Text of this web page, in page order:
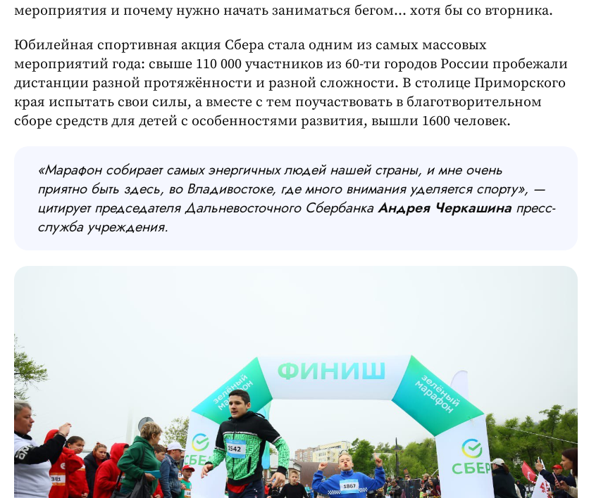
мероприятия и почему нужно начать заниматься бегом… хотя бы со вторника.
Юбилейная спортивная акция Сбера стала одним из самых массовых
мероприятий года: свыше 110 000 участников из 60-ти городов России пробежали
дистанции разной протяжённости и разной сложности. В столице Приморского
края испытать свои силы, а вместе с тем поучаствовать в благотворительном
сборе средств для детей с особенностями развития, вышли 1600 человек.
«Марафон собирает самых энергичных людей нашей страны, и мне очень
приятно быть здесь, во Владивостоке, где много внимания уделяется спорту», —
цитирует председателя Дальневосточного СбербанкаАндрея Черкашина пресс-
служба учреждения.